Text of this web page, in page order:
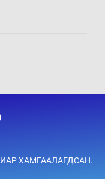
гарагт эхлүүлнэ
ХАМГААЛАГДСАН.